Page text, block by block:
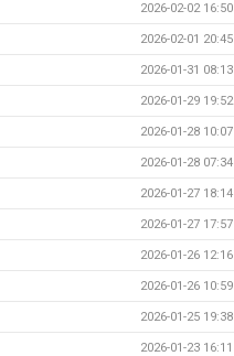
2026-02-02 16:50
2026-02-01 20:45
2026-01-31 08:13
2026-01-29 19:52
2026-01-28 10:07
2026-01-28 07:34
2026-01-27 18:14
2026-01-27 17:57
2026-01-26 12:16
2026-01-26 10:59
2026-01-25 19:38
2026-01-23 16:11